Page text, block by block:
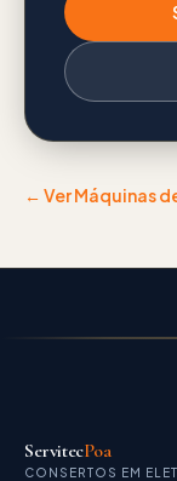
← VerMáquinas
ServitecPoa
CONSERTOS EM